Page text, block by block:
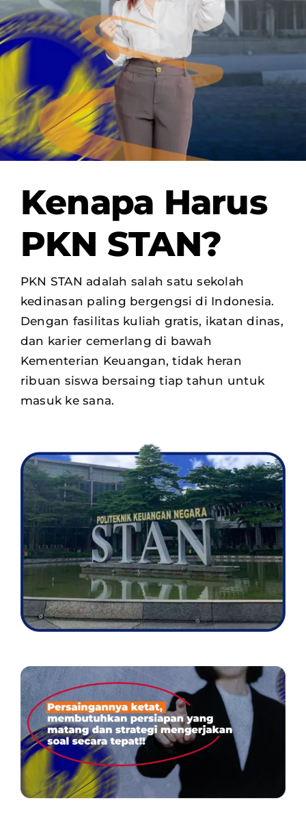
OUR PROGRAM
REGISTRATION
Kenapa Harus
PKN STAN?
PKN STAN adalah salah satu sekolah
kedinasan paling bergengsi di Indonesia.
Dengan fasilitas kuliah gratis, ikatan dinas,
dan karier cemerlang di bawah
Kementerian Keuangan, tidak heran
ribuan siswa bersaing tiap tahun untuk
masuk ke sana.